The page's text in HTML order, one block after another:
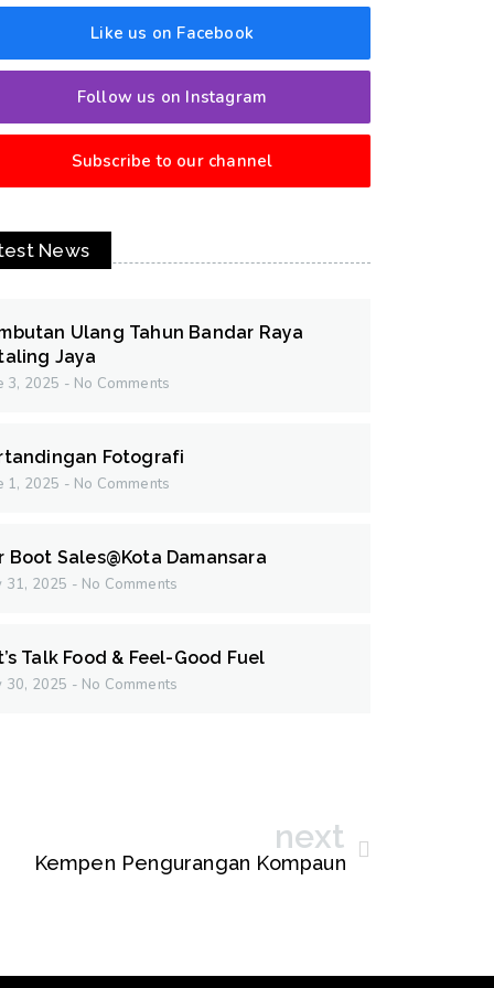
Like us on Facebook
Follow us on Instagram
Subscribe to our channel
News
Ulang Tahun Bandar Raya
Jaya
3, 2025 No Comments
Fotografi
1, 2025 No Comments
Boot Sales@Kota Damansara
31, 2025 No Comments
Talk Food & Feel-Good Fuel
30, 2025 No Comments
next
Kempen Pengurangan Kompaun